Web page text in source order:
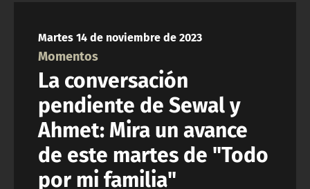
Martes 14 de noviembre de 2023
Momentos
La conversación
pendiente de Sewal y
Ahmet: Mira un avance
de este martes de "Todo
por mi familia"